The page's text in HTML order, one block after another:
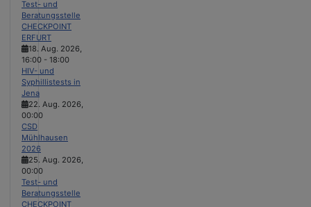
Test- und
Beratungsstelle
CHECKPOINT
ERFURT
18. Aug. 2026,
16:00 - 18:00
HIV- und
Syphillistests in
Jena
22. Aug. 2026,
00:00
CSD
Mühlhausen
2026
25. Aug. 2026,
00:00
Test- und
Beratungsstelle
CHECKPOINT